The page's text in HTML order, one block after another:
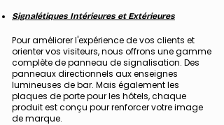
Signalétiques Intérieures et Extérieures
Pour améliorer l'expérience de vos clients et
orienter vos visiteurs, nous offrons une gamme
complète de panneau de signalisation. Des
panneaux directionnels aux enseignes
lumineuses de bar. Mais également les
plaques de porte pour les hôtels, chaque
produit est conçu pour renforcer votre image
de marque.